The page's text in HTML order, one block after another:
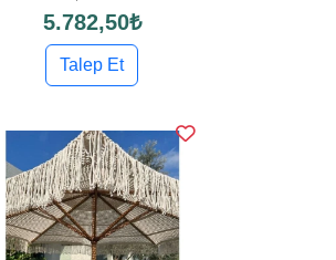
5.782,50₺
Talep Et